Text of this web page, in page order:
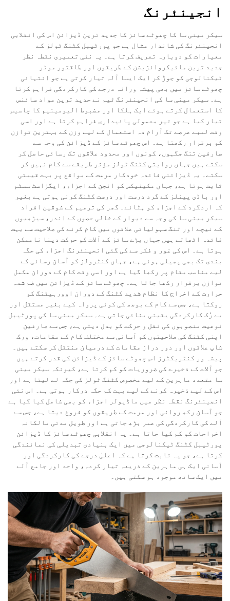
انجینئرنگ
سیکر مینی سا کا چھوٹے سائز کا جدید ترین ڈیزائن اس کی انقلابی
انجینئرنگ کی شاندار مثال ہے جو پورٹیبل کٹنگ ٹولز کے
معیارات کو دوبارہ تعریف کرتا ہے۔ یہ نئی تعمیری نقطہ نظر
جدید ترین مائیکروائزیشن کے طریقوں اور طاقتور موٹر
ٹیکنالوجی کو جوڑ کر ایک ایسا آلہ تیار کرتی ہے جو انتہائی
چھوٹے سائز میں بھی پیشہ ورانہ درجے کی کارکردگی فراہم کرتا
ہے۔ سیکر مینی سا کی انجینئرنگ ٹیم نے جدید ترین مواد سائنس
کا استعمال کرتے ہوئے ایک ہلکا اور مضبوط الیومینیم کا چاسیس
تیار کیا ہے جو غیر معمولی پائیداری فراہم کرتا ہے اور اسی
وقت لمبے عرصے تک آرام دہ استعمال کے لیے وزن کے بہترین توازن
کو برقرار رکھتا ہے۔ اس چھوٹے سائز کے ڈیزائن کی وجہ سے
صارفین تنگ جگہوں، کونوں اور محدود علاقوں تک رسائی حاصل کر
سکتے ہیں جہاں روایتی کٹنگ ٹولز مؤثر طریقے سے کام نہیں کر
سکتے۔ یہ ڈیزائنی فائدہ خودکار مرمت کے مواقع پر بہت قیمتی
ثابت ہوتا ہے، جہاں مکینیکس کو انجن کے اجزاء، ایگزاسٹ سسٹم
اور باڈی پینلز کے گرد درست اور درست کٹنگ کرنی ہوتی ہے بغیر
کہ اردگرد کے اجزاء کو ہٹائے۔ گھر کی ترمیم کے شوقین افراد
سیکر مینی سا کی وجہ سے دیوار کے خالی حصوں کے اندر، سیڑھیوں
کے نیچے اور تنگ سہولیاتی علاقوں میں کام کرنے کی صلاحیت سے بہت
فائدہ اٹھاتے ہیں جہاں بڑے سائز کے آلات کو حرکت دینا ناممکن
ہوتا ہے۔ اس کی غور و فکر سے کی گئی انجینئرنگ اجزاء کی جگہ
بندی تک بھی پھیلی ہوئی ہے، جہاں کنٹرولز کو آسان رسائی کے
لیے مناسب مقام پر رکھا گیا ہے اور اسی وقت کام کے دوران مکمل
توازن برقرار رکھا جاتا ہے۔ چھوٹے سائز کے ڈیزائن میں ضم شدہ
حرارت کے اخراج کا نظام شدید کٹنگ کے دوران اوورہیٹنگ کو
روکتا ہے، جس سے کام کے بوجھ کی کوئی پرواہ کیے بغیر مستقل اور
بے رُک کارکردگی یقینی بنائی جاتی ہے۔ سیکر مینی سا کی پورٹیبل
نوعیت منصوبوں کی نقل و حرکت کو بدل دیتی ہے، جس سے صارفین
اپنی کٹنگ کی صلاحیتوں کو آسانی سے مختلف کام کے مقامات، ورک
شاپ علاقوں اور دور دراز مقامات کے درمیان منتقل کر سکتے ہیں۔
پیشہ ور کنٹریکٹرز اس چھوٹے سائز کے ڈیزائن کی قدر کرتے ہیں
جو آلات کے ذخیرے کی ضروریات کو کم کرتا ہے، کیونکہ سیکر مینی
سا متعدد ماہرین کے لیے مخصوص کٹنگ ٹولز کی جگہ لے لیتا ہے اور
اس کے لیے ذخیرہ کرنے کے لیے بہت کم جگہ درکار ہوتی ہے۔ اس نئی
انجینئرنگ نقطہ نظر میں ماڈیولر اجزاء کو بھی شامل کیا گیا ہے
جو آسان رکھ روانی اور مرمت کے طریقوں کو فروغ دیتا ہے، جس سے
آلے کی کارکردگی کی عمر بڑھ جاتی ہے اور طویل مدتی مالکانہ
اخراجات کو کم کیا جاتا ہے۔ یہ انقلابی چھوٹے سائز کا ڈیزائن
پورٹیبل کٹنگ ٹیکنالوجی میں ایک بنیادی تبدیلی کی نمائندگی
کرتا ہے، جو یہ ثابت کرتا ہے کہ اعلیٰ درجے کی کارکردگی اور
آسانی ایک ہی ماہرین کے ذریعہ تیار کردہ، واحد اور جامع آلے
میں ایک ساتھ موجود ہو سکتی ہیں۔